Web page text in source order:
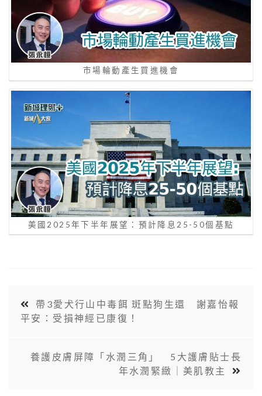
市場輪動產生買進機會
美國2025年下半年展望：預計降息25-50個基點
帶3愛犬行山中毒餌 斑點狗生還 謝嘉怡報
平安：受損神經已康復！
養護皮膚屏障「水潤三角」 5大護膚貼士長
年水潤緊緻｜美肌教主